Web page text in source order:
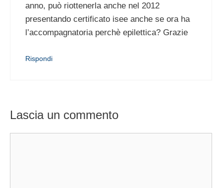
anno, può riottenerla anche nel 2012
presentando certificato isee anche se ora ha
l’accompagnatoria perchè epilettica? Grazie
Rispondi
Lascia un commento